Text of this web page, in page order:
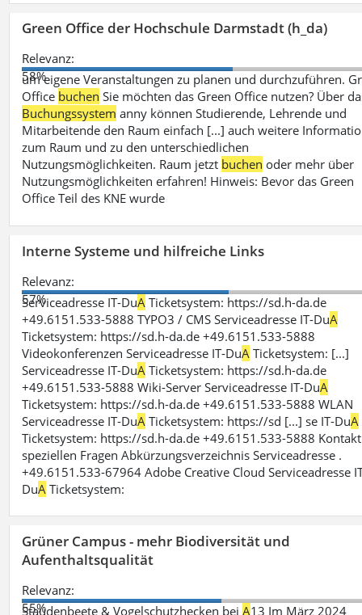
Green Office der Hochschule Darmstadt (h_da)
Relevanz:
58%
um eigene Veranstaltungen zu planen und durchzuführen.
Office buchen Sie möchten das Green Office nutzen? Über
Buchungssystem anny können Studierende, Lehrende und
Mitarbeitende den Raum einfach [...] auch weitere
zum Raum und zu den unterschiedlichen
Nutzungsmöglichkeiten. Raum jetzt buchen oder mehr über
Nutzungsmöglichkeiten erfahren! Hinweis: Bevor das Green
Office Teil des KNE wurde
Interne Systeme und hilfreiche Links
Relevanz:
57%
Serviceadresse IT-DuA Ticketsystem: https://sd.h-da.de
+49.6151.533-5888 TYPO3 / CMS Serviceadresse IT-DuA
Ticketsystem: https://sd.h-da.de +49.6151.533-5888
Videokonferenzen Serviceadresse IT-DuA Ticketsystem: [...]
Serviceadresse IT-DuA Ticketsystem: https://sd.h-da.de
+49.6151.533-5888 Wiki-Server Serviceadresse IT-DuA
Ticketsystem: https://sd.h-da.de +49.6151.533-5888 WLAN
Serviceadresse IT-DuA Ticketsystem: https://sd [...] se IT-DuA
Ticketsystem: https://sd.h-da.de +49.6151.533-5888
speziellen Fragen Abkürzungsverzeichnis Serviceadresse .
+49.6151.533-67964 Adobe Creative Cloud Serviceadresse
DuA Ticketsystem:
Grüner Campus - mehr Biodiversität und
Aufenthaltsqualität
Relevanz:
55%
Staudenbeete & Vogelschutzhecken beiA13 Im März 2024